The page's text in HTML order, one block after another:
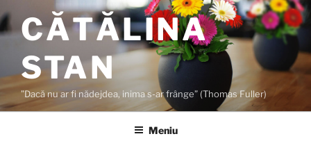
la
conținutCĂTĂLINA
STAN
”Dacă nu ar fi nădejdea, inima s-ar frânge” (Thomas Fuller)
Meniu